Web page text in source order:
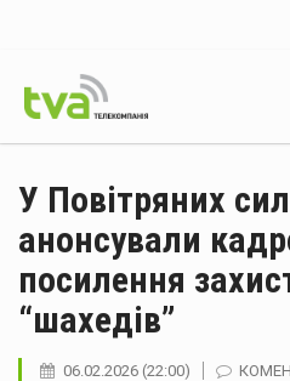
У Повітряних
анонсували
посилення
“шахедів”
06.02.2026 (22:00)